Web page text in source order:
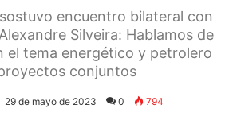
encuentro bilateral con
Silveira: Hablamos de
el tema energético y petrolero
conjuntos
29 de mayo de 2023 0 794